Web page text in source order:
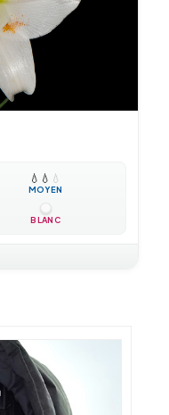
💧 💧 💧
MOYEN
BLANC